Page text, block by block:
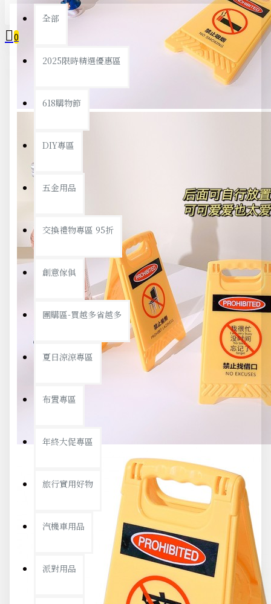
全部
2025限時精選優惠區
618購物節
DIY專區
五金用品
交換禮物專區 95折
創意傢俱
團購區-買越多省越多
夏日涼涼專區
布置專區
年終大促專區
旅行實用好物
汽機車用品
派對用品
0
您的購物車內沒有商品！